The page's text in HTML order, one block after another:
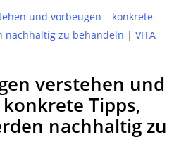
verstehen und
Tipps,
nachhaltig zu